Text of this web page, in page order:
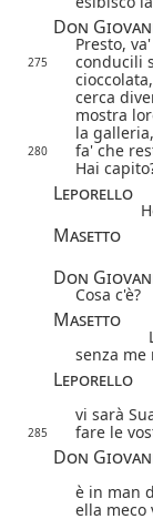
Don
Presto,
275 conducili
cerca
mostra
la
280 fa' che
Hai
Leporello
Masetto
Don
Cosa c'è?
Masetto
senza me
Leporello
vi sarà
285 fare le
Don
è in man
ella meco